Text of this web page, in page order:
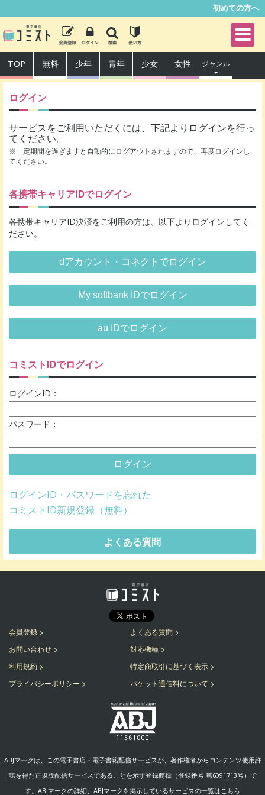
初めての方へ
TOP 無料 少年 青年 少女 女性 ジャンル
ログイン
サービスをご利用いただくには、下記よりログインを行っ
てください。
※一定期間を過ぎますと自動的にログアウトされますので、再度ログインし
てください。
各携帯キャリアIDでログイン
各携帯キャリアID決済をご利用の方は、以下よりログインしてく
ださい。
dアカウント・コネクトでログイン
My softbank IDでログイン
au IDでログイン
コミストIDでログイン
ログインID：
パスワード：
ログイン
ログインID・パスワードを忘れた
コミストID新規登録（無料）
よくある質問
会員登録
よくある質問
お問い合わせ
対応機種
利用規約
特定商取引に基づく表示
プライバシーポリシー
パケット通信料について
ABJマークは、この電子書店・電子書籍配信サービスが、著作権者からコンテンツ使用許
諾を得た正規版配信サービスであることを示す登録商標（登録番号 第6091713号）で
す。ABJマークの詳細、ABJマークを掲示しているサービスの一覧はこちら